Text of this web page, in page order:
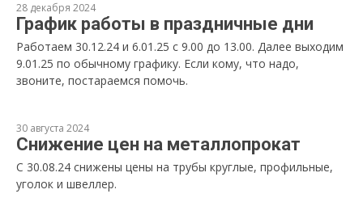
28 декабря 2024
График работы в праздничные дни
Работаем 30.12.24 и 6.01.25 с 9.00 до 13.00. Далее выходим
9.01.25 по обычному графику. Если кому, что надо,
звоните, постараемся помочь.
30 августа 2024
Снижение цен на металлопрокат
С 30.08.24 снижены цены на трубы круглые, профильные,
уголок и швеллер.